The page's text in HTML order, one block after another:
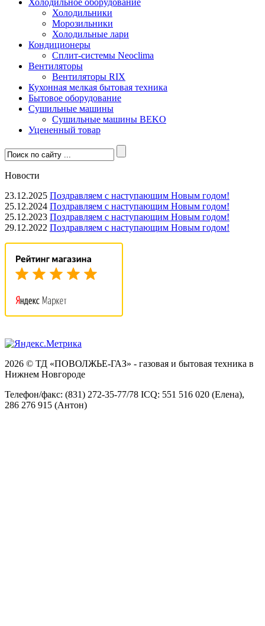
Холодильное оборудование
Холодильники
Морозильники
Холодильные лари
Кондиционеры
Сплит-системы Neoclima
Вентиляторы
Вентиляторы RIX
Кухонная мелкая бытовая техника
Бытовое оборудование
Сушильные машины
Сушильные машины BEKO
Уцененный товар
Новости
23.12.2025 Поздравляем с наступающим Новым годом!
25.12.2024 Поздравляем с наступающим Новым годом!
25.12.2023 Поздравляем с наступающим Новым годом!
29.12.2022 Поздравляем с наступающим Новым годом!
2026 © ТД «ПОВОЛЖЬЕ-ГАЗ» - газовая и бытовая техника в
Нижнем Новгороде
Телефон/факс: (831) 272-35-77/78 ICQ: 551 516 020 (Елена),
286 276 915 (Антон)